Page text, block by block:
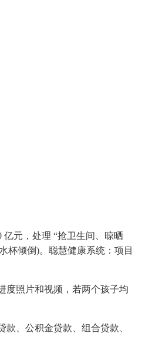
元，处理 “抢卫生间、晾晒
杯倾倒)。聪慧健康系统：项目
度照片和视频，若两个孩子均
、公积金贷款、组合贷款、